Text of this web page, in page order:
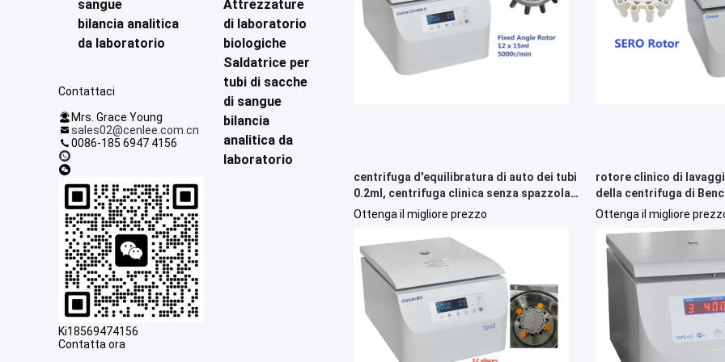
sangue
bilancia analitica
da laboratorio
Contattaci
Mrs. Grace Young
sales02@cenlee.com.cn
0086-185 6947 4156
Ki18569474156
Contatta ora
Attrezzature
di laboratorio
biologiche
Saldatrice per
tubi di sacche
di sangue
bilancia
analitica da
laboratorio
centrifuga d'equilibratura di auto dei tubi
0.2ml, centrifuga clinica senza spazzola
del motore 1PH Benchtop di CC
Ottenga il migliore prezzo
rotore clinico di
della centrifuga di
84ml SERO, grande
Ottenga il migliore